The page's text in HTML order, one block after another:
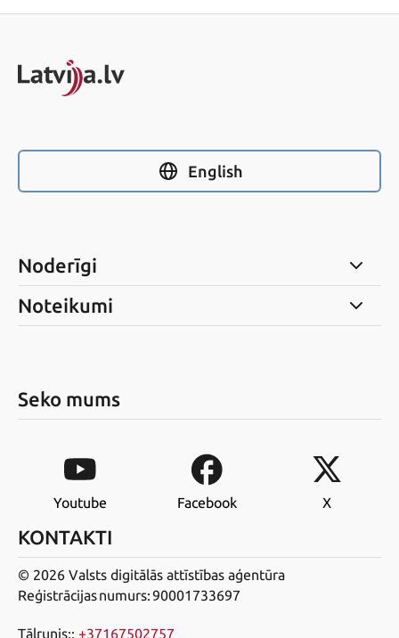
English
Noderīgi
Noteikumi
Seko mums
Youtube Facebook X
KONTAKTI
© 2026 Valsts digitālās attīstības aģentūra
Reģistrācijas numurs: 90001733697
Tālrunis:: +37167502757